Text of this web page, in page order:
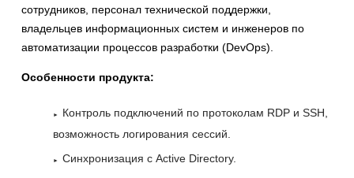
сотрудников, персонал технической поддержки,
владельцев информационных систем и инженеров по
автоматизации процессов разработки (DevOps).
Особенности продукта:
Контроль подключений по протоколам RDP и SSH,
возможность логирования сессий.
Синхронизация с Active Directory.